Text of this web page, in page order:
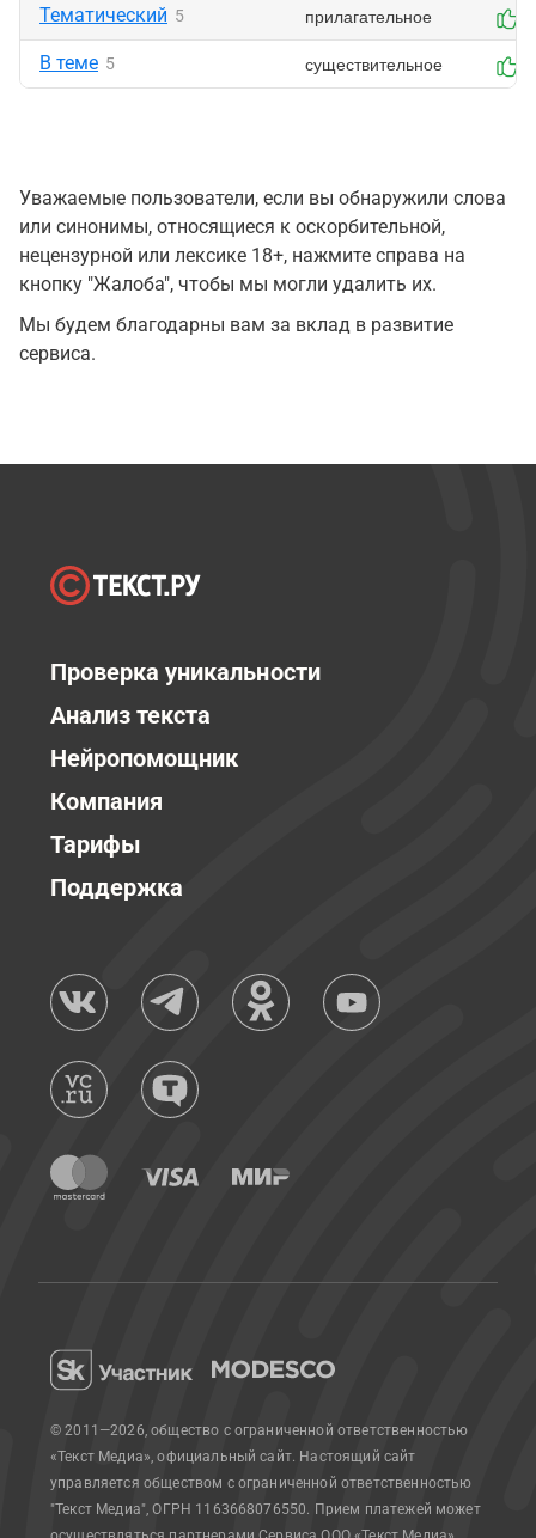
Тематический 5 прилагательное
В теме 5 существительное
Уважаемые пользователи, если вы обнаружили слова
или синонимы, относящиеся к оскорбительной,
нецензурной или лексике 18+, нажмите справа на
кнопку "Жалоба", чтобы мы могли удалить их.
Мы будем благодарны вам за вклад в развитие
сервиса.
Проверка уникальности
Анализ текста
Нейропомощник
Компания
Тарифы
Поддержка
© 2011—2026, общество с ограниченной ответственностью
«Текст Медиа», официальный сайт. Настоящий сайт
управляется обществом с ограниченной ответственностью
"Текст Медиа", ОГРН 1163668076550. Прием платежей может